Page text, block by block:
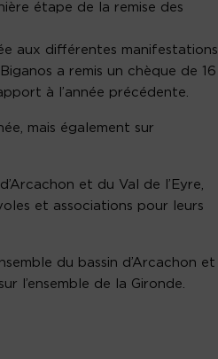
étape de la remise des
aux différentes manifestations
Biganos a remis un chèque de 16
à l’année précédente.
mais également sur
et du Val de l’Eyre,
et associations pour leurs
du bassin d’Arcachon et
l’ensemble de la Gironde.